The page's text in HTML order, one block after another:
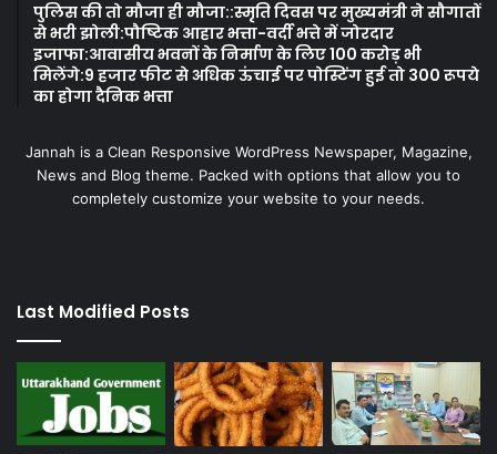
पुलिस की तो मौजा ही मौजा::स्मृति दिवस पर मुख्यमंत्री ने सौगातों
से भरी झोली:पौष्टिक आहार भत्ता-वर्दी भत्ते में जोरदार
इजाफा:आवासीय भवनों के निर्माण के लिए 100 करोड़ भी
मिलेंगे:9 हजार फीट से अधिक ऊंचाई पर पोस्टिंग हुई तो 300 रूपये
का होगा दैनिक भत्ता
Jannah is a Clean Responsive WordPress Newspaper, Magazine,
News and Blog theme. Packed with options that allow you to
completely customize your website to your needs.
Last Modified Posts